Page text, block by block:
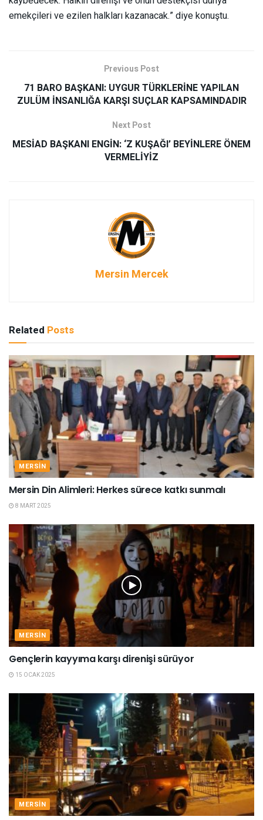
emekçileri ve ezilen halkları kazanacak.” diye konuştu.
Previous Post
71 BARO BAŞKANI: UYGUR TÜRKLERİNE YAPILAN
ZULÜM İNSANLIĞA KARŞI SUÇLAR KAPSAMINDADIR
Next Post
MESİAD BAŞKANI ENGİN: ‘Z KUŞAĞI’ BEYİNLERE ÖNEM
VERMELİYİZ
Mersin Mercek
Related Posts
MERSIN
Mersin Din Alimleri: Herkes sürece katkı sunmalı
8 MART 2025
MERSIN
Gençlerin kayyıma karşı direnişi sürüyor
15 OCAK 2025
MERSIN